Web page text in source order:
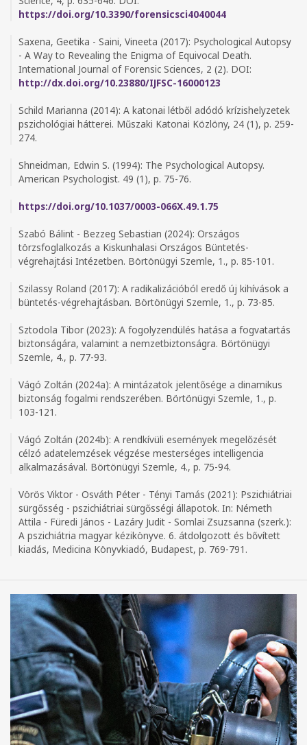
https://doi.org/10.3390/forensicsci4040044
Saxena, Geetika - Saini, Vineeta (2017): Psychological Autopsy
- A Way to Revealing the Enigma of Equivocal Death.
International Journal of Forensic Sciences, 2 (2). DOI:
http://dx.doi.org/10.23880/IJFSC-16000123
Schild Marianna (2014): A katonai létből adódó krízishelyzetek
pszichológiai hátterei. Műszaki Katonai Közlöny, 24 (1), p. 259-
274.
Shneidman, Edwin S. (1994): The Psychological Autopsy.
American Psychologist. 49 (1), p. 75-76.
https://doi.org/10.1037/0003-066X.49.1.75
Szabó Bálint - Bezzeg Sebastian (2024): Országos
törzsfoglalkozás a Kiskunhalasi Országos Büntetés-
végrehajtási Intézetben. Börtönügyi Szemle, 1., p. 85-101.
Szilassy Roland (2017): A radikalizációból eredő új kihívások a
büntetés-végrehajtásban. Börtönügyi Szemle, 1., p. 73-85.
Sztodola Tibor (2023): A fogolyzendülés hatása a fogvatartás
biztonságára, valamint a nemzetbiztonságra. Börtönügyi
Szemle, 4., p. 77-93.
Vágó Zoltán (2024a): A mintázatok jelentősége a dinamikus
biztonság fogalmi rendszerében. Börtönügyi Szemle, 1., p.
103-121.
Vágó Zoltán (2024b): A rendkívüli események megelőzését
célzó adatelemzések végzése mesterséges intelligencia
alkalmazásával. Börtönügyi Szemle, 4., p. 75-94.
Vörös Viktor - Osváth Péter - Tényi Tamás (2021): Pszichiátriai
sürgősség - pszichiátriai sürgősségi állapotok. In: Németh
Attila - Füredi János - Lazáry Judit - Somlai Zsuzsanna (szerk.):
A pszichiátria magyar kézikönyve. 6. átdolgozott és bővített
kiadás, Medicina Könyvkiadó, Budapest, p. 769-791.